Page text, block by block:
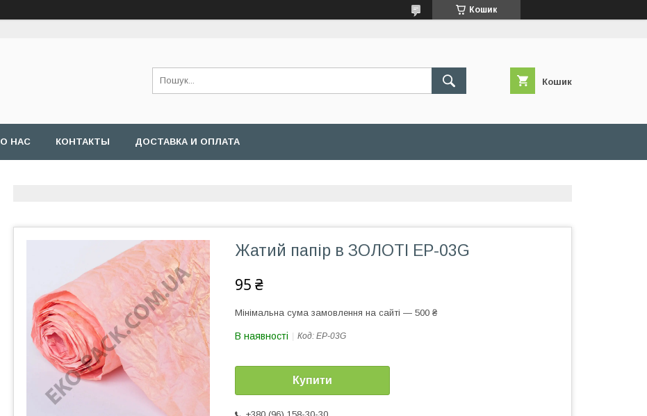
Кошик
Кошик
О НАС КОНТАКТЫ ДОСТАВКА И ОПЛАТА
Жатий папір в ЗОЛОТІ ЕР-03G
95 ₴
Мінімальна сума замовлення на сайті — 500 ₴
В наявності Код: ЕР-03G
Купити